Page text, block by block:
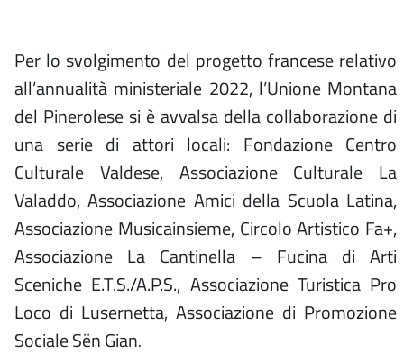
Per lo svolgimento del progetto francese relativo
all’annualità ministeriale 2022, l’Unione Montana
del Pinerolese si è avvalsa della collaborazione di
una serie di attori locali: Fondazione Centro
Culturale Valdese, Associazione Culturale La
Valaddo, Associazione Amici della Scuola Latina,
Associazione Musicainsieme, Circolo Artistico Fa+,
Associazione La Cantinella – Fucina di Arti
Sceniche E.T.S./A.P.S., Associazione Turistica Pro
Loco di Lusernetta, Associazione di Promozione
Sociale Sën Gian.